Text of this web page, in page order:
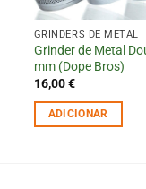
GRINDERS DE METAL
Grinder de Metal
mm (Dope Bros)
16,00€
ADICIONAR